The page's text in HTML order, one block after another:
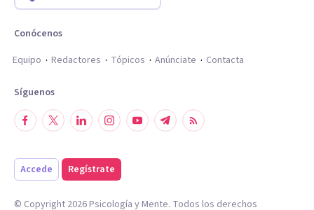
Conócenos
Equipo
Redactores Tópicos Anúnciate Contacta
Síguenos
Accede Regístrate
© Copyright 2026Psicología y Mente. Todos los derechos